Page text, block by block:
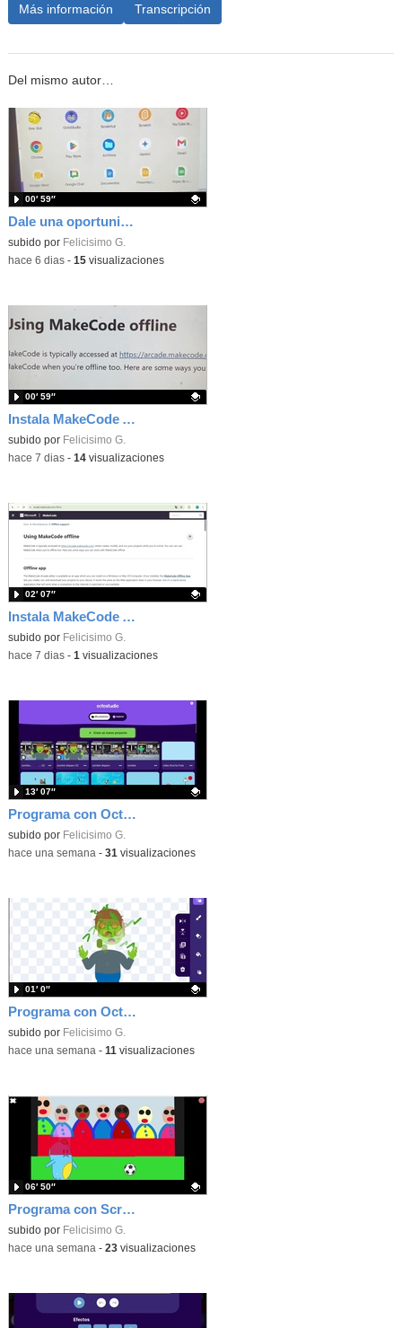
Más información Transcripción
Del mismo autor…
Dale una oportunidad a los Chromebooks y utiliza un proyector para realizar talleres si no tienes pantallas táctiles
Contenido educativo.
subido por Felicisimo G.
00′ 59″
-hace 6 dias- 15visualizaciones
Instala MakeCode Arcade para trabajar offline en tu tablet, ordenador, Chromebook
Contenido educativo.
subido por Felicisimo G.
00′ 59″
-hace 7 dias- 14visualizaciones
Instala MakeCode Arcade offline para programar grandes juegos sin necesidad de Internet
Contenido educativo.
subido por Felicisimo G.
02′ 07″
-hace 7 dias- 1 visualizaciones
Programa con OctoStudio, un juego de disparos contra Zombies con un cargador basado en el House of the dead
Contenido educativo.
subido por Felicisimo G.
13′ 07″
-hace una semana - 31 visualizaciones
Programa con OctoStudio, un juego homenajeando al House of the dead con Zombies
Contenido educativo.
subido por Felicisimo G.
01′ 0″
-hace una semana - 11 visualizaciones
Programa con Scratch Jr una barrera que se desplaza para dar sensación de movimiento
Contenido educativo.
subido por Felicisimo G.
06′ 50″
-hace una semana - 23visualizaciones